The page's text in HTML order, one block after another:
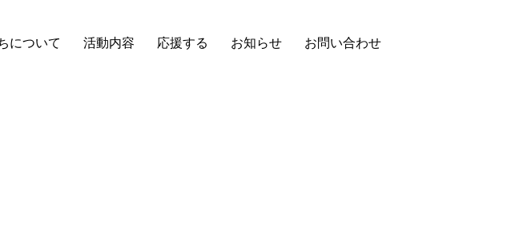
について 活動内容 応援する お知らせ お問い合わせ